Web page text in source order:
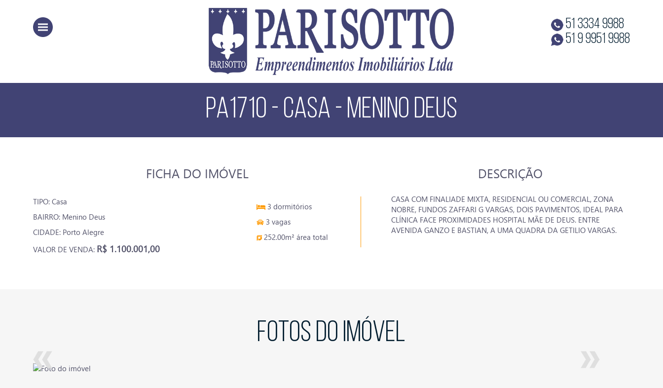
51 3334 9988
51 9 9951 9988
PA1710 - CASA - MENINO DEUS
FICHA DO IMÓVEL
TIPO: Casa
BAIRRO: Menino Deus
CIDADE: Porto Alegre
VALOR DE VENDA: R$ 1.100.001,00
3 dormitórios
3 vagas
252.00m² área total
DESCRIÇÃO
CASA COM FINALIADE MIXTA, RESIDENCIAL OU COMERCIAL, ZONA
NOBRE, FUNDOS ZAFFARI G VARGAS, DOIS PAVIMENTOS, IDEAL PARA
CLÍNICA FACE PROXIMIDADES HOSPITAL MÃE DE DEUS. ENTRE
AVENIDA GANZO E BASTIAN, A UMA QUADRA DA GETILIO VARGAS.
FOTOS DO IMÓVEL